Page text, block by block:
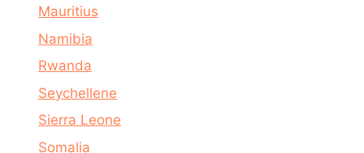
Mauritius
Namibia
Rwanda
Seychellene
Sierra Leone
Somalia